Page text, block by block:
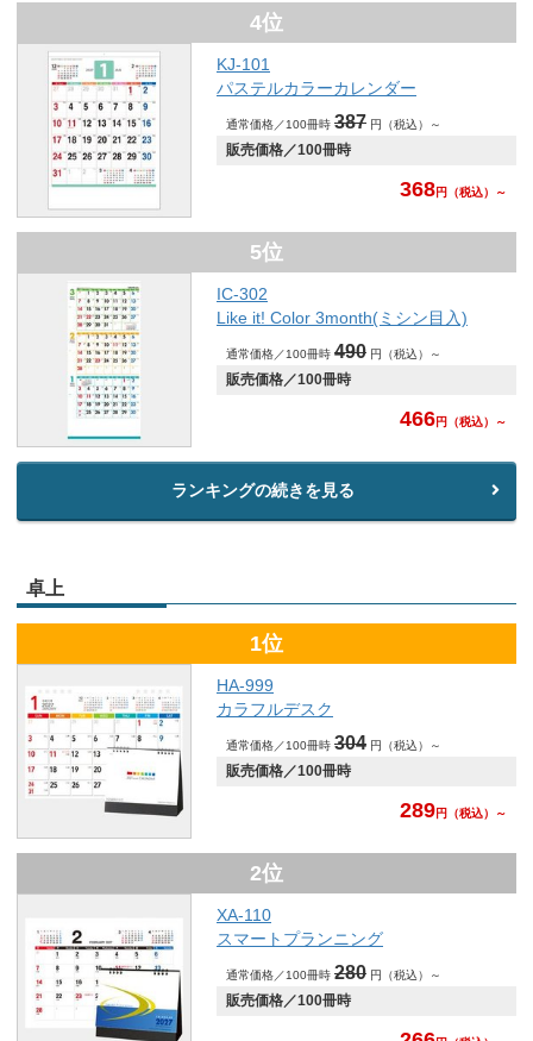
4位
KJ-101
パステルカラーカレンダー
通常価格／100冊時 387 円（税込）～
販売価格／100冊時
368円 （税込）～
5位
IC-302
Like it! Color 3month(ミシン目入)
通常価格／100冊時 490 円（税込）～
販売価格／100冊時
466円 （税込）～
ランキングの続きを見る
卓上
1位
HA-999
カラフルデスク
通常価格／100冊時 304 円（税込）～
販売価格／100冊時
289円 （税込）～
2位
XA-110
スマートプランニング
通常価格／100冊時 280 円（税込）～
販売価格／100冊時